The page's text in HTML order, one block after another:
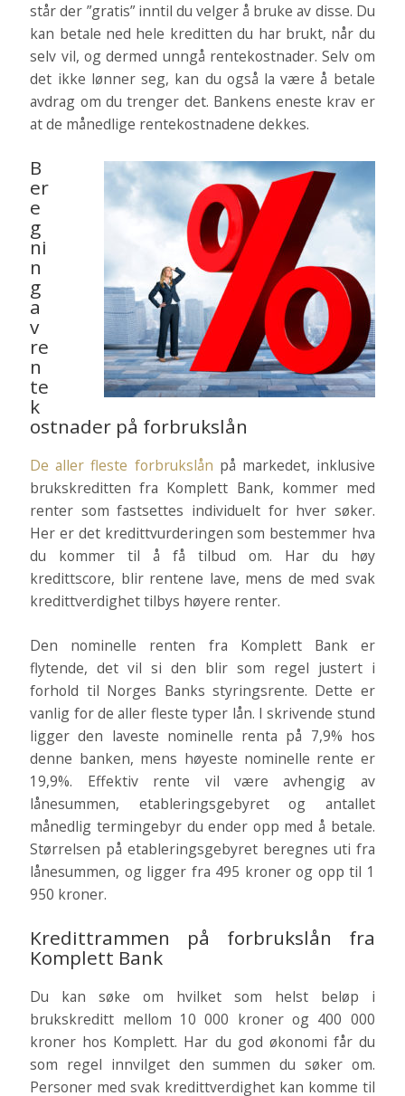
står der ”gratis” inntil du velger å bruke av disse. Du
kan betale ned hele kreditten du har brukt, når du
selv vil, og dermed unngå rentekostnader. Selv om
det ikke lønner seg, kan du også la være å betale
avdrag om du trenger det. Bankens eneste krav er
at de månedlige rentekostnadene dekkes.
B
er
e
g
ni
n
g
a
v
re
n
te
k
ostnader på forbrukslån
De aller fleste forbrukslån på markedet, inklusive
brukskreditten fra Komplett Bank, kommer med
renter som fastsettes individuelt for hver søker.
Her er det kredittvurderingen som bestemmer hva
du kommer til å få tilbud om. Har du høy
kredittscore, blir rentene lave, mens de med svak
kredittverdighet tilbys høyere renter.
Den nominelle renten fra Komplett Bank er
flytende, det vil si den blir som regel justert i
forhold til Norges Banks styringsrente. Dette er
vanlig for de aller fleste typer lån. I skrivende stund
ligger den laveste nominelle renta på 7,9% hos
denne banken, mens høyeste nominelle rente er
19,9%. Effektiv rente vil være avhengig av
lånesummen, etableringsgebyret og antallet
månedlig termingebyr du ender opp med å betale.
Størrelsen på etableringsgebyret beregnes uti fra
lånesummen, og ligger fra 495 kroner og opp til 1
950 kroner.
Kredittrammen på forbrukslån fra
Komplett Bank
Du kan søke om hvilket som helst beløp i
brukskreditt mellom 10 000 kroner og 400 000
kroner hos Komplett. Har du god økonomi får du
som regel innvilget den summen du søker om.
Personer med svak kredittverdighet kan komme til